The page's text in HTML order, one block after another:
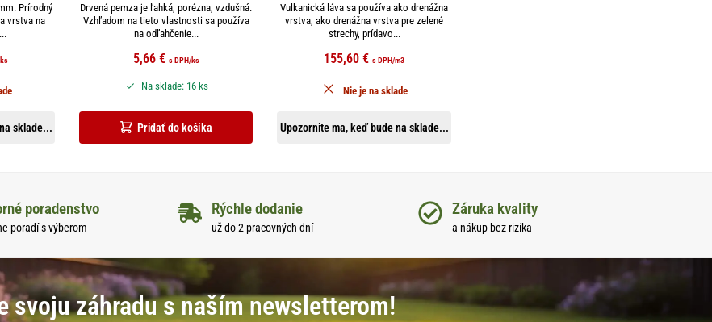
Prírodný
vrstva na
sklade...
Drvená pemza je ľahká, porézna, vzdušná.
Vzhľadom na tieto vlastnosti sa používa
na odľahčenie...
5,66 € s DPH/ks
Pridať do košíka
Na sklade: 16 ks
Vulkanická láva sa používa ako drenážna
vrstva, ako drenážna vrstva pre zelené
strechy, prídavo...
155,60 € s DPH/m3
Upozornite ma, keď bude na sklade...
Nie je na sklade
poradenstvo
poradí s výberom
Rýchle dodanie
už do 2 pracovných dní
Záruka kvality
a nákup bez rizika
svoju záhradu s naším newsletterom!